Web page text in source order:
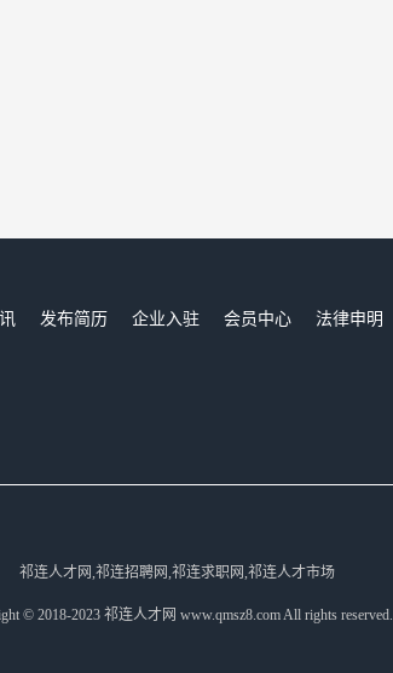
发布简历 企业入驻 会员中心
法律申明
祁连人才网,祁连招聘网,祁连求职网,祁连人才市场
© 2018-2023 祁连人才网 www.qmsz8.com All rights reserved.